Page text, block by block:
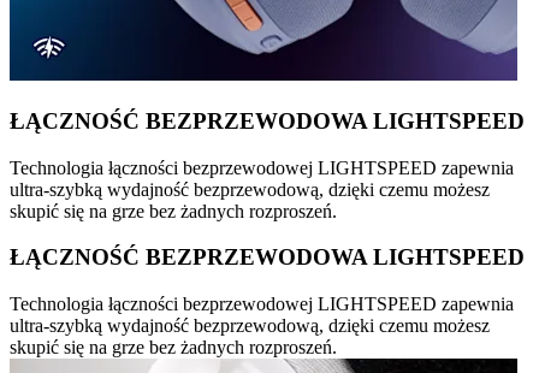
ŁĄCZNOŚĆ BEZPRZEWODOWA LIGHTSPEED
Technologia łączności bezprzewodowej LIGHTSPEED zapewnia
ultra-szybką wydajność bezprzewodową, dzięki czemu możesz
skupić się na grze bez żadnych rozproszeń.
ŁĄCZNOŚĆ BEZPRZEWODOWA LIGHTSPEED
Technologia łączności bezprzewodowej LIGHTSPEED zapewnia
ultra-szybką wydajność bezprzewodową, dzięki czemu możesz
skupić się na grze bez żadnych rozproszeń.